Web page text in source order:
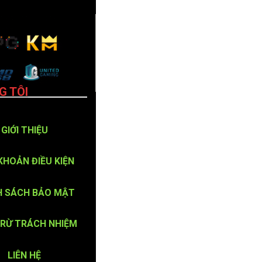
TÔI
GIỚI THIỆU
ĐIỀU KIỆN
SÁCH BẢO MẬT
TRÁCH NHIỆM
LIÊN HỆ